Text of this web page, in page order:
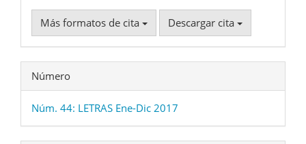
Más formatos de cita Descargar cita
Número
Núm. 44: LETRAS Ene-Dic 2017